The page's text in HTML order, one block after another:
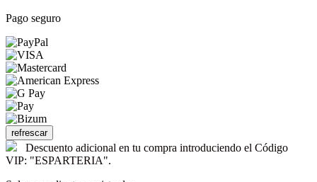
Pago seguro
Descuento adicional en tu compra introduciendo el Código
VIP: "ESPARTERIA".